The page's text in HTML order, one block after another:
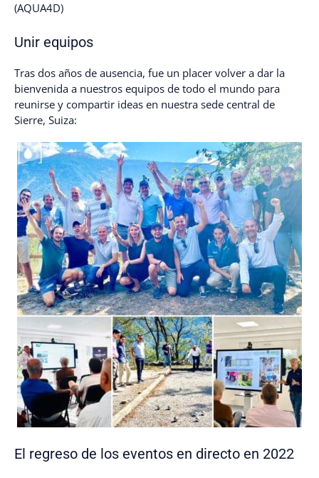
(AQUA4D)
Unir equipos
Tras dos años de ausencia, fue un placer volver a dar la
bienvenida a nuestros equipos de todo el mundo para
reunirse y compartir ideas en nuestra sede central de
Sierre, Suiza:
El regreso de los eventos en directo en 2022